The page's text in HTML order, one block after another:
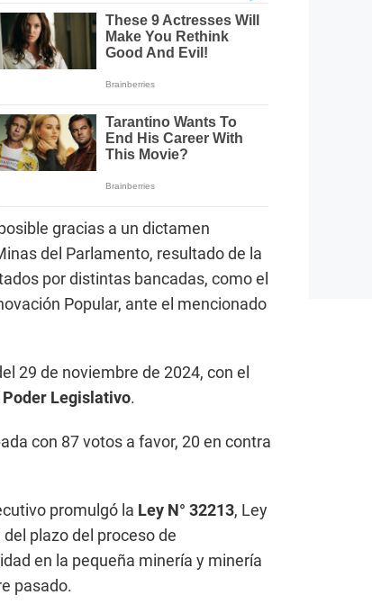
gracias a un dictamen
del Parlamento, resultado de la
por distintas bancadas, como el
Popular, ante el mencionado
29 de noviembre de 2024, con el
Poder Legislativo.
con 87 votos a favor, 20 en contra
promulgó la Ley N° 32213, Ley
plazo del proceso de
en la pequeña minería y minería
pasado.